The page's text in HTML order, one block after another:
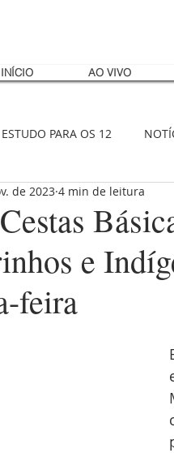
INÍCIO AO VIVO
ESTUDO PARA OS 12
e
feira
de 2023 4 min de leitura